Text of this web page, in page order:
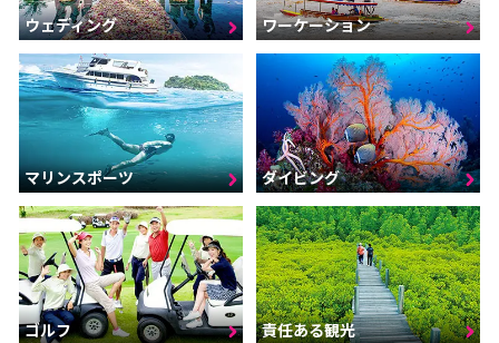
ウェディング ワーケーション
マリンスポーツ ダイビング
ゴルフ 責任ある観光